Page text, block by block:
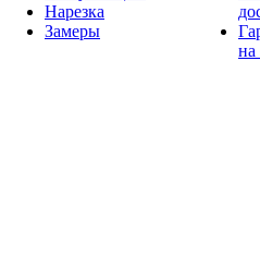
Нарезка
Замеры
на